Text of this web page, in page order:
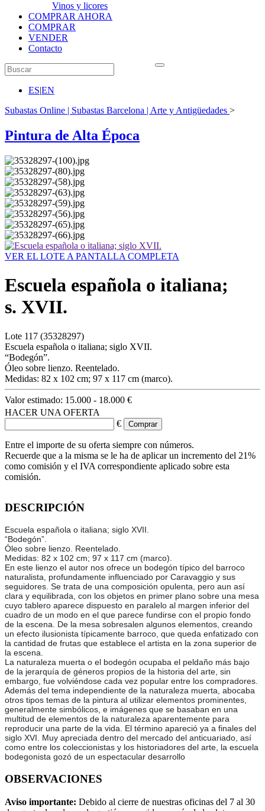
Vinos y licores
COMPRAR AHORA
COMPRAR
VENDER
Contacto
ES|EN
Subastas Online | Subastas Barcelona | Arte y Antigüedades >
Pintura de Alta Época
VER EL LOTE A PANTALLA COMPLETA
Escuela española o italiana;
s. XVII.
Lote 117 (35328297)
Escuela española o italiana; siglo XVII.
“Bodegón”.
Óleo sobre lienzo. Reentelado.
Medidas: 82 x 102 cm; 97 x 117 cm (marco).
Valor estimado: 15.000 - 18.000 €
HACER UNA OFERTA
€
Entre el importe de su oferta siempre con números.
Recuerde que a la misma se le ha de aplicar un incremento del 21%
como comisión y el IVA correspondiente aplicado sobre esta
comisión.
DESCRIPCIÓN
Escuela española o italiana; siglo XVII.
“Bodegón”.
Óleo sobre lienzo. Reentelado.
Medidas: 82 x 102 cm; 97 x 117 cm (marco).
En este lienzo el autor nos ofrece un bodegón típico del barroco
naturalista, profundamente influenciado por Caravaggio y sus
seguidores. Se trata de una composición opulenta, pero aun así
clara y equilibrada, con los objetos en primer plano sobre una mesa
cuyo tablero aparece dispuesto en paralelo al margen inferior del
cuadro de un modo en el que parece fundirse con el propio fondo
de la escena. De la mesa sobresalen algunos elementos, creando
un efecto ilusionista típicamente barroco, que queda enfatizado con
la cantidad de frutas que establece el artista en la zona superior de
la escena.
La naturaleza muerta o el bodegón ocupaba el peldaño más bajo
de la jerarquía de géneros propios de la historia del arte, sin
embargo, fue volviéndose cada vez popular entre los compradores.
Además del tema independiente de la naturaleza muerta, abocaba
otros tipos temas de la pintura al utilizar elementos prominentes,
generalmente simbólicos, e imágenes que se basaban en una
multitud de elementos de la naturaleza aparentemente para
reproducir una parte de la vida. El término apareció ya a finales del
siglo XVI. Muy apreciada dentro del mercado del anticuariado, así
como entre los coleccionistas y los historiadores del arte, la escuela
bodegonista gozó de un espectacular desarrollo
OBSERVACIONES
Aviso importante: Debido al cierre de nuestras oficinas del 7 al 30